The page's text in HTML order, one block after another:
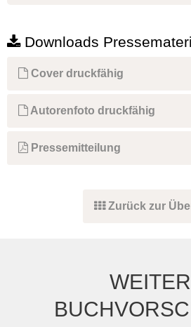
Downloads
Cover druckfähig
Autorenfoto druckfähig
Pressemitteilung
Zurück zur